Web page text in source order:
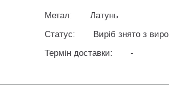
Метал:
Латунь
Статус:
Виріб знято з
Термін доставки: -